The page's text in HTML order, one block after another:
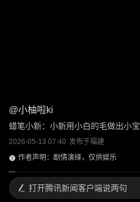
@小柚啦ki
蜡笔小新：小新用小白的毛做出小
2026-05-13 07:40 发布于福建
作者声明：剧情演绎，仅供娱乐
打开腾讯新闻客户端说两句